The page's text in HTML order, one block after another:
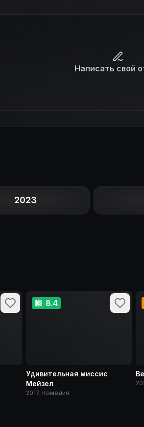
Написать свой
2023
8.4
Удивительная миссис
Мейзел
2017, Комедия